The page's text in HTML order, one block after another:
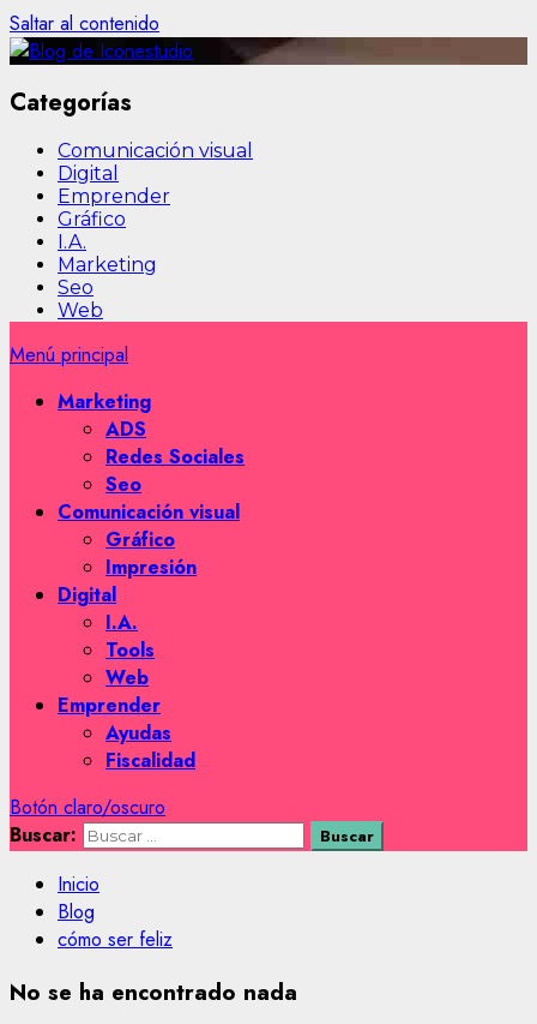
Saltar al contenido
Categorías
Comunicación visual
Digital
Emprender
Gráfico
I.A.
Marketing
Seo
Web
Menú principal
Marketing
ADS
Redes Sociales
Seo
Comunicación visual
Gráfico
Impresión
Digital
I.A.
Tools
Web
Emprender
Ayudas
Fiscalidad
Botón claro/oscuro
Buscar:
Inicio
Blog
cómo ser feliz
No se ha encontrado nada